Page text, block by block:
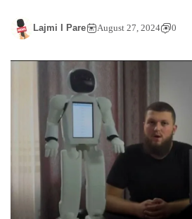
Lajmi I Pare August 27, 2024 0